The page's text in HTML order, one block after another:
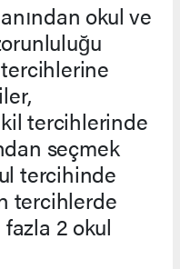
okul ve
tercihlerinde
seçmek
tercihinde
tercihlerde
2 okul